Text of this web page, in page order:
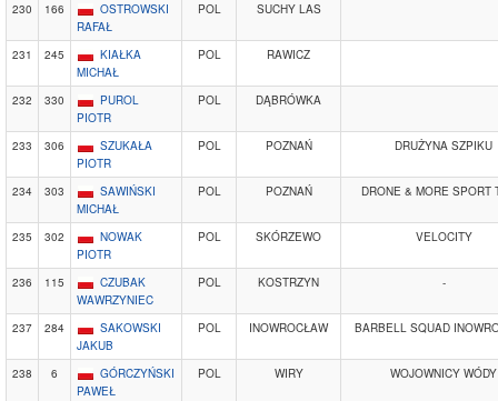
230 166
OSTROWSKI
RAFAŁ
POL SUCHY LAS
231 245
KIAŁKA
MICHAŁ
POL RAWICZ
232 330
PUROL
PIOTR
POL DĄBRÓWKA
233 306
SZUKAŁA
PIOTR
POL POZNAŃ DRUŻYNA SZPIKU
234 303
SAWIŃSKI
MICHAŁ
POL POZNAŃ DRONE & MORE SPORT
235 302
NOWAK
PIOTR
POL SKÓRZEWO VELOCITY
236 115
CZUBAK
WAWRZYNIEC
POL KOSTRZYN -
237 284
SAKOWSKI
JAKUB
POL INOWROCŁAW BARBELL SQUAD
238 6
GÓRCZYŃSKI
PAWEŁ
POL WIRY WOJOWNICY WÓDY